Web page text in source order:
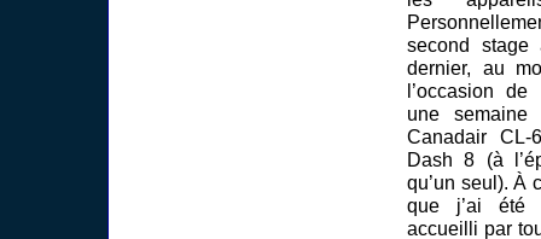
second stage
dernier, au
l’occasion de
une semaine
Canadair
Dash 8 (à
qu’un seul). À
que j’ai été
accueilli par